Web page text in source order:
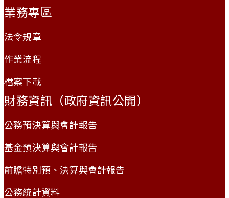
業務專區
法令規章
作業流程
檔案下載
財務資訊（政府資訊公開）
公務預決算與會計報告
基金預決算與會計報告
前瞻特別預、決算與會計報告
公務統計資料